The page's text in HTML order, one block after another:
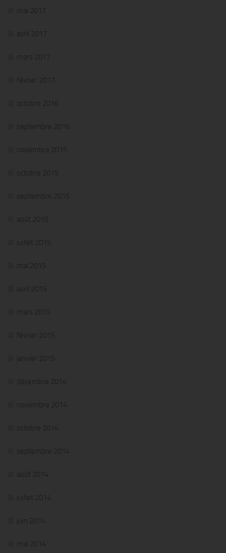
mai 2017
avril 2017
mars 2017
février 2017
octobre 2016
septembre 2016
novembre 2015
octobre 2015
septembre 2015
août 2015
juillet 2015
mai 2015
avril 2015
mars 2015
février 2015
janvier 2015
décembre 2014
novembre 2014
octobre 2014
septembre 2014
août 2014
juillet 2014
juin 2014
mai 2014